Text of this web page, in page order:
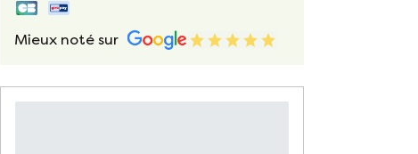
Mieux noté sur